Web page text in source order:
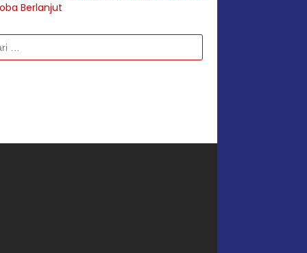
Berlanjut